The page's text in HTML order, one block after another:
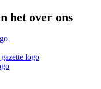
het over ons